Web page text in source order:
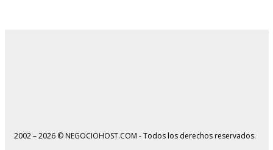
2002 – 2026 © NEGOCIOHOST.COM - Todos los derechos reservados.